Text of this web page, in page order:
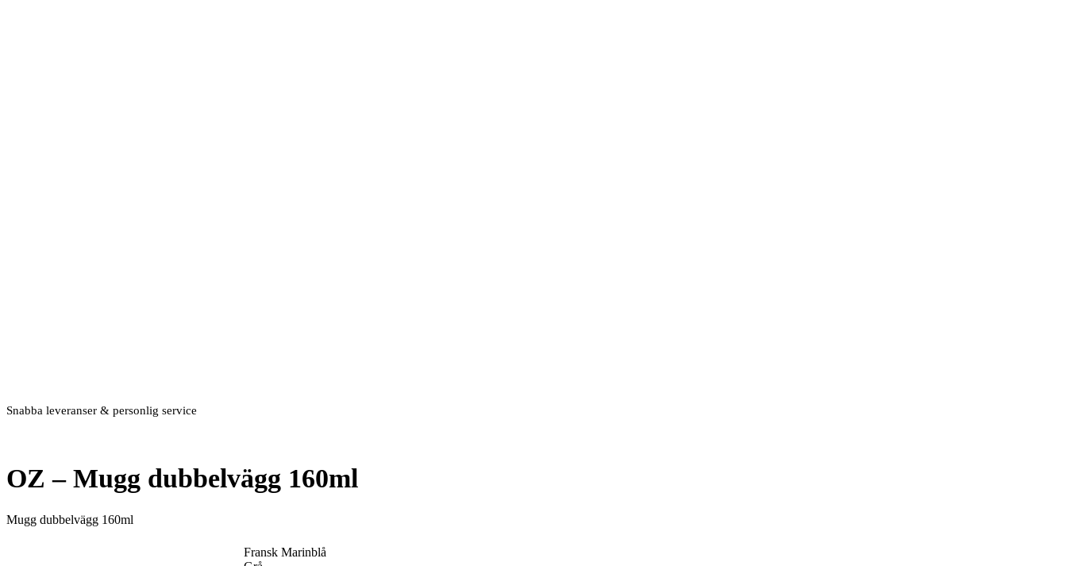
Snabba leveranser & personlig service
OZ – Mugg dubbelvägg 160ml
Mugg dubbelvägg 160ml
Fransk Marinblå